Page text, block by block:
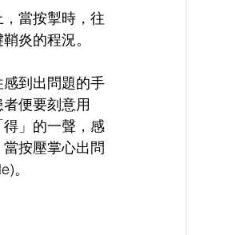
當按掣時，往
炎的程況。
到出問題的手
便要刻意用
」的一聲，感
按壓掌心出問
。